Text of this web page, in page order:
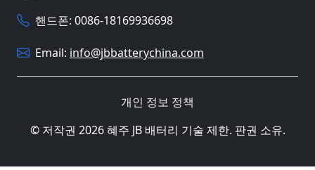
핸드폰: 0086-18169936698
Email: info@jbbatterychina.com
개인 정보 정책
© 저작권 2026 혜주 JB 배터리 기술 제한. 판권 소유.